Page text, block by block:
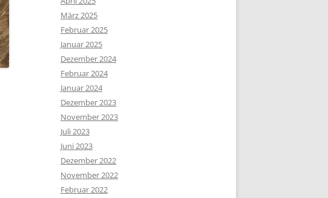
März 2025
Februar 2025
Januar 2025
Dezember 2024
Februar 2024
Januar 2024
Dezember 2023
November 2023
Juli 2023
Juni 2023
Dezember 2022
November 2022
Februar 2022